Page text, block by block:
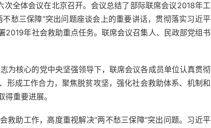
全体会议在北京召开。会议总结了部际联席会议2018年工
愁三保障”突出问题座谈会上的重要讲话，贯彻落实习近平
2019年社会救助重点任务。联席会议召集人、民政部党组书
为核心的党中央坚强领导下，联席会议各成员单位认真贯彻
形成工作合力，聚焦脱贫攻坚，强化社会救助体系、机制和
重要进展。
救助工作，高度重视解决“两不愁三保障”突出问题。习近平